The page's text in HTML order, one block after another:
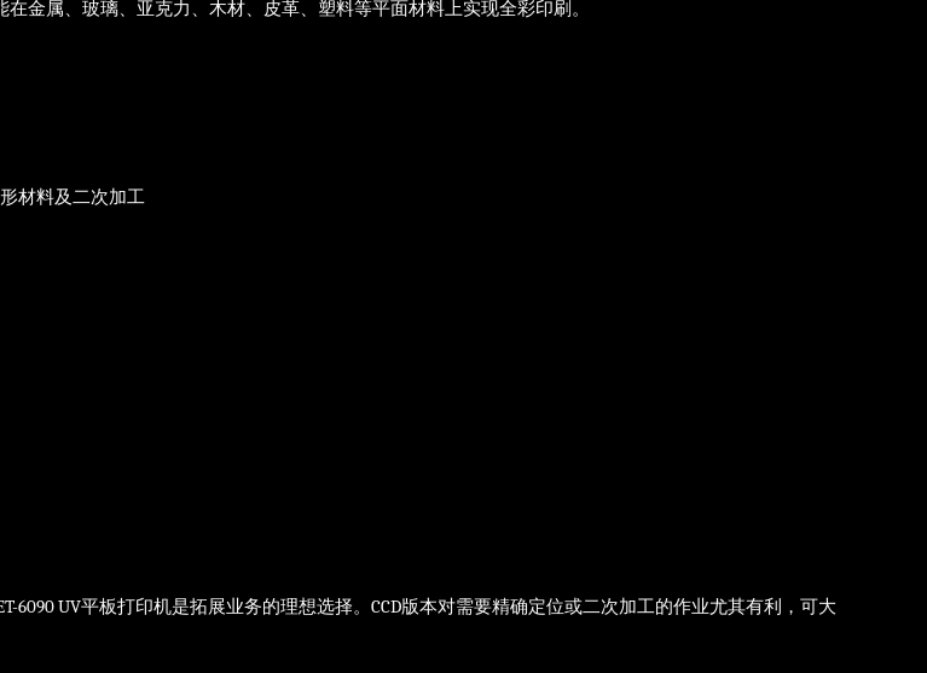
金属、玻璃、亚克力、木材、皮革、塑料等平面材料上实现全彩印刷。
材料及二次加工
UV平板打印机是拓展业务的理想选择。CCD版本对需要精确定位或二次加工的作业尤其有利，可大